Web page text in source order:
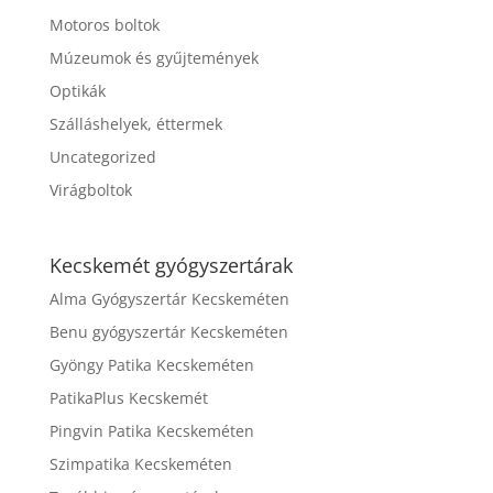
Motoros boltok
Múzeumok és gyűjtemények
Optikák
Szálláshelyek, éttermek
Uncategorized
Virágboltok
Kecskemét gyógyszertárak
Alma Gyógyszertár Kecskeméten
Benu gyógyszertár Kecskeméten
Gyöngy Patika Kecskeméten
PatikaPlus Kecskemét
Pingvin Patika Kecskeméten
Szimpatika Kecskeméten